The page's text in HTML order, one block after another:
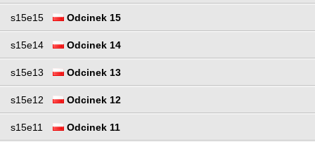
s15e15 Odcinek 15
s15e14 Odcinek 14
s15e13 Odcinek 13
s15e12 Odcinek 12
s15e11 Odcinek 11